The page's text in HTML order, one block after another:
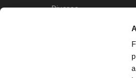
Diverse
Calendarul